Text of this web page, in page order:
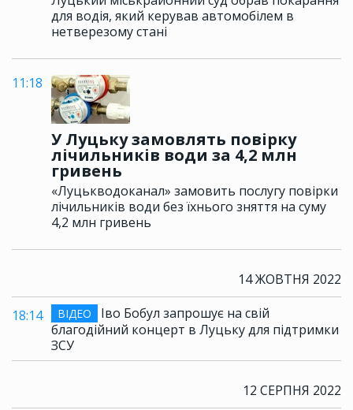
для водія, який керував автомобілем в
нетверезому стані
11:18
У Луцьку замовлять повірку
лічильників води за 4,2 млн
гривень
«Луцькводоканал» замовить послугу повірки
лічильників води без їхнього зняття на суму
4,2 млн гривень
14 ЖОВТНЯ 2022
18:14 ВІДЕО
Іво Бобул запрошує на свій
благодійний концерт в Луцьку для підтримки
ЗСУ
12 СЕРПНЯ 2022